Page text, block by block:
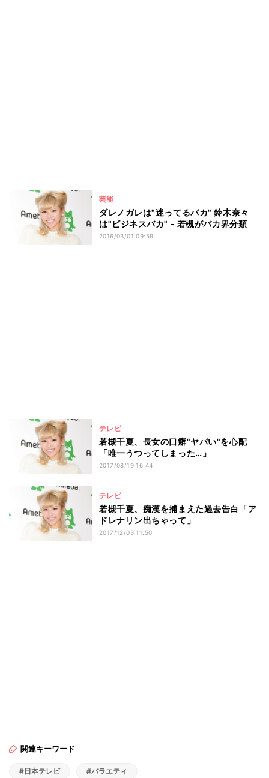
芸能
ダレノガレは"迷ってるバカ" 鈴木奈々
は"ビジネスバカ" - 若槻がバカ界分類
2016/03/01 09:59
テレビ
若槻千夏、長女の口癖"ヤバい"を心配
「唯一うつってしまった…」
2017/08/19 16:44
テレビ
若槻千夏、痴漢を捕まえた過去告白「ア
ドレナリン出ちゃって」
2017/12/03 11:50
関連キーワード
#日本テレビ #バラエティ